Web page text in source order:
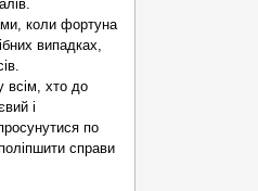
коли фортуна
випадках,
всім, хто до
і
по
справи